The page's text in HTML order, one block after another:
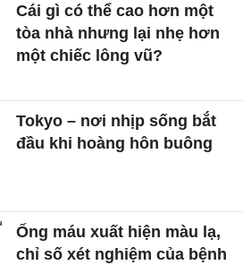
Cái gì có thể cao hơn một
tòa nhà nhưng lại nhẹ hơn
một chiếc lông vũ?
Tokyo – nơi nhịp sống bắt
đầu khi hoàng hôn buông
Ống máu xuất hiện màu lạ,
chỉ số xét nghiệm của bệnh